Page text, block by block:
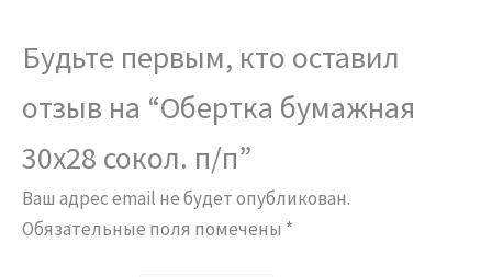
Будьте первым, кто оставил
отзыв на “Обертка бумажная
30х28 сокол. п/п”
Ваш адрес email не будет опубликован.
Обязательные поля помечены *